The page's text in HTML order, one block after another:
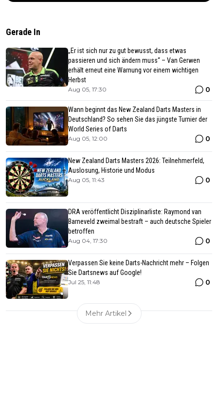
Gerade In
„Er ist sich nur zu gut bewusst, dass etwas
passieren und sich ändern muss“ – Van Gerwen
erhält erneut eine Warnung vor einem wichtigen
Herbst
Aug 05, 17:30 0
Wann beginnt das New Zealand Darts Masters in
Deutschland? So sehen Sie das jüngste Turnier der
World Series of Darts
Aug 05, 12:00 0
New Zealand Darts Masters 2026: Teilnehmerfeld,
Auslosung, Historie und Modus
Aug 05, 11:43 0
DRA veröffentlicht Disziplinarliste: Raymond van
Barneveld zweimal bestraft – auch deutsche Spieler
betroffen
Aug 04, 17:30 0
Verpassen Sie keine Darts-Nachricht mehr – Folgen
Sie Dartsnews auf Google!
Jul 25, 11:48 0
Mehr Artikel